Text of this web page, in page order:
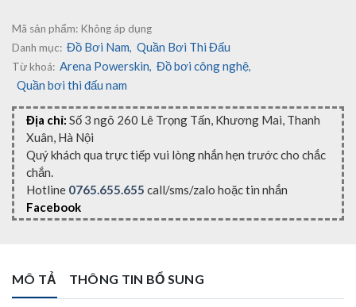
Mã sản phẩm: Không áp dụng
Danh mục: Đồ Bơi Nam, Quần Bơi Thi Đấu
Từ khoá: Arena Powerskin, Đồ bơi công nghệ,
Quần bơi thi đấu nam
Địa chỉ: Số 3 ngõ 260 Lê Trọng Tấn, Khương Mai, Thanh
Xuân, Hà Nội
Quý khách qua trực tiếp vui lòng nhắn hẹn trước cho chắc
chắn.
Hotline 0765.655.655 call/sms/zalo hoặc tin nhắn
Facebook
MÔ TẢ THÔNG TIN BỔ SUNG